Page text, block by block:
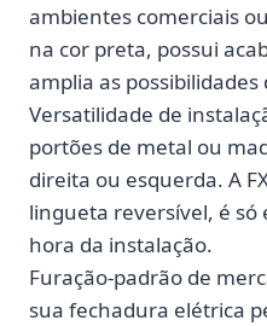
ambientes comerciais
na cor preta, possui
amplia as possibilidades
Versatilidade de
portões de metal ou
direita ou esquerda. A
lingueta reversível, é
hora da instalação.
Furação-padrão de
sua fechadura elétrica